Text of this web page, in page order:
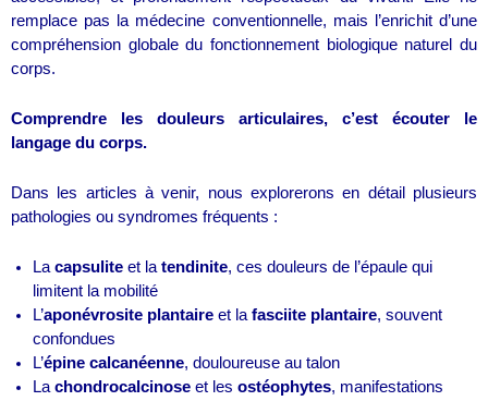
remplace pas la médecine conventionnelle, mais l’enrichit d’une
compréhension globale du fonctionnement biologique naturel du
corps.
Comprendre les douleurs articulaires, c’est écouter le
langage du corps.
Dans les articles à venir, nous explorerons en détail plusieurs
pathologies ou syndromes fréquents :
La capsulite et la tendinite, ces douleurs de l’épaule qui
limitent la mobilité
L’aponévrosite plantaire et la fasciite plantaire, souvent
confondues
L’épine calcanéenne, douloureuse au talon
La chondrocalcinose et les ostéophytes, manifestations